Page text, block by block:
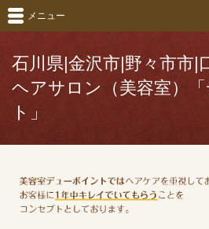
石川県|金沢市|野々市市|
ヘアサロン（美容室）
ト」
メニュー